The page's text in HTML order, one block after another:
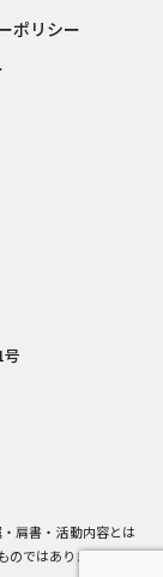
ポリシー
肩書・活動内容とは
のではありません。